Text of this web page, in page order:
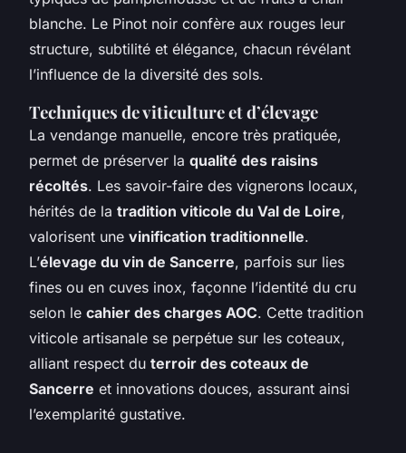
blanche. Le Pinot noir confère aux rouges leur
structure, subtilité et élégance, chacun révélant
l’influence de la diversité des sols.
Techniques de viticulture et d’élevage
La vendange manuelle, encore très pratiquée,
permet de préserver la qualité des raisins
récoltés. Les savoir-faire des vignerons locaux,
hérités de la tradition viticole du Val de Loire,
valorisent une vinification traditionnelle.
L’élevage du vin de Sancerre, parfois sur lies
fines ou en cuves inox, façonne l’identité du cru
selon le cahier des charges AOC. Cette tradition
viticole artisanale se perpétue sur les coteaux,
alliant respect du terroir des coteaux de
Sancerre et innovations douces, assurant ainsi
l’exemplarité gustative.